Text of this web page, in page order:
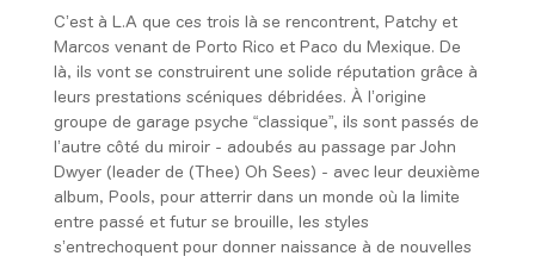
C’est à L.A que ces trois là se rencontrent, Patchy et
Marcos venant de Porto Rico et Paco du Mexique. De
là, ils vont se construirent une solide réputation grâce à
leurs prestations scéniques débridées. À l’origine
groupe de garage psyche “classique”, ils sont passés de
l’autre côté du miroir - adoubés au passage par John
Dwyer (leader de (Thee) Oh Sees) - avec leur deuxième
album, Pools, pour atterrir dans un monde où la limite
entre passé et futur se brouille, les styles
s’entrechoquent pour donner naissance à de nouvelles